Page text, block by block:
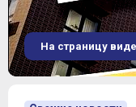
На страницу